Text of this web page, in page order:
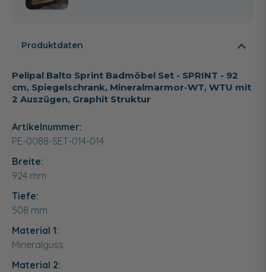
Produktdaten
Pelipal Balto Sprint Badmöbel Set - SPRINT - 92
cm, Spiegelschrank, Mineralmarmor-WT, WTU mit
2 Auszügen, Graphit Struktur
Artikelnummer:
PE-0088-SET-014-014
Breite:
924 mm
Tiefe:
508 mm
Material 1:
Mineralguss
Material 2: